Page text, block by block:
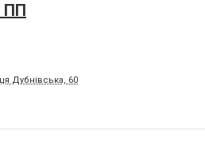
ПП
Дубнівська, 60